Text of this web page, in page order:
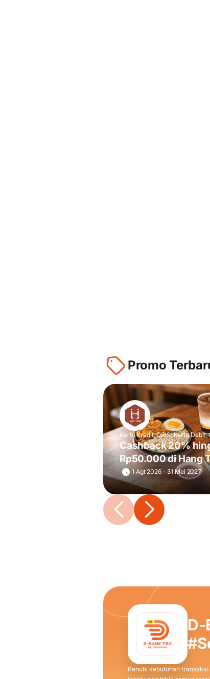
Promo
Kartu Kredit, QRIS, Kartu Debit,
Cashback 20%
Rp50.000 di Hang
& Toastery
1 Agt 2026 - 31 Mei 2027
D-
Penuhi kebutuhan